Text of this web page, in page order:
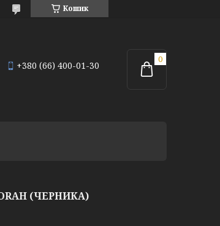
Кошик
+380 (66) 400-01-30
(ЧЕРНИКА)